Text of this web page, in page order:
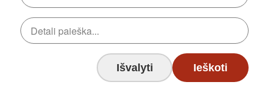
Išvalyti Ieškoti